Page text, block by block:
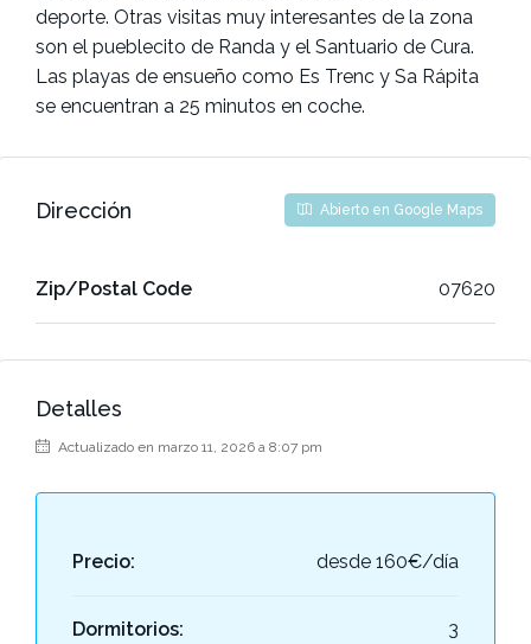
deporte. Otras visitas muy interesantes de la zona
son el pueblecito de Randa y el Santuario de Cura.
Las playas de ensueño como Es Trenc y Sa Rápita
se encuentran a 25 minutos en coche.
Dirección Abierto en Google Maps
Zip/Postal Code 07620
Detalles
Actualizado en marzo 11, 2026 a 8:07 pm
Precio: desde 160€/día
Dormitorios: 3